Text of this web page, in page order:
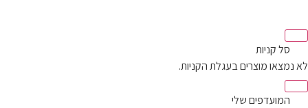
סל קניות‬
מוצרים בעגלת הקניות.
המועדפים שלי